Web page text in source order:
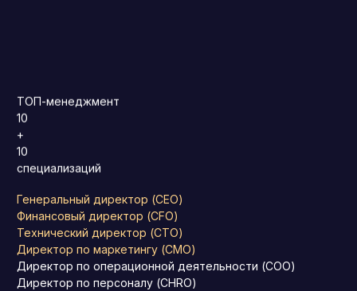
ТОП-менеджмент
10
+
10
специализаций
Генеральный директор (CEO)
Финансовый директор (CFO)
Технический директор (CTO)
Директор по маркетингу (CMO)
Директор по операционной деятельности (COO)
Директор по персоналу (CHRO)